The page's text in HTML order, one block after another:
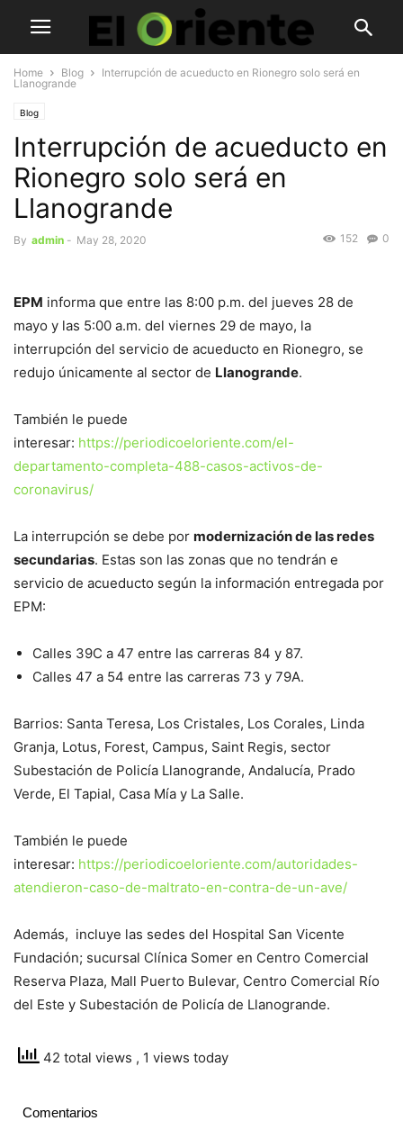
Home Blog
Interrupción de acueducto en Rionegro solo será en
Llanogrande
Blog
Interrupción de acueducto en
Rionegro solo será en
Llanogrande
By admin - May 28, 2020 0
152
EPM informa que entre las 8:00 p.m. del jueves 28 de
mayo y las 5:00 a.m. del viernes 29 de mayo, la
interrupción del servicio de acueducto en Rionegro, se
redujo únicamente al sector de Llanogrande.
También le puede
interesar: https://periodicoeloriente.com/el-
departamento-completa-488-casos-activos-de-
coronavirus/
La interrupción se debe por modernización de las redes
secundarias. Estas son las zonas que no tendrán e
servicio de acueducto según la información entregada por
EPM:
Calles 39C a 47 entre las carreras 84 y 87.
Calles 47 a 54 entre las carreras 73 y 79A.
Barrios: Santa Teresa, Los Cristales, Los Corales, Linda
Granja, Lotus, Forest, Campus, Saint Regis, sector
Subestación de Policía Llanogrande, Andalucía, Prado
Verde, El Tapial, Casa Mía y La Salle.
También le puede
interesar: https://periodicoeloriente.com/autoridades-
atendieron-caso-de-maltrato-en-contra-de-un-ave/
Además, incluye las sedes del Hospital San Vicente
Fundación; sucursal Clínica Somer en Centro Comercial
Reserva Plaza, Mall Puerto Bulevar, Centro Comercial Río
del Este y Subestación de Policía de Llanogrande.
42 total views , 1 views today
Comentarios